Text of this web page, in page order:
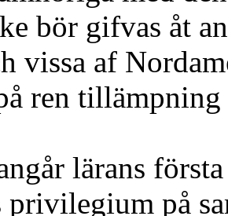
bör gifvas åt
vissa af
ren tillämpning
lärans
privilegium på